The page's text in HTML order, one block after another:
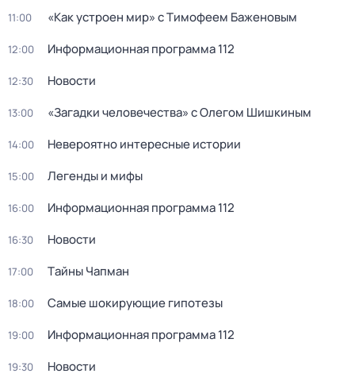
11:00 «Как устроен мир» с Тимофеем Баженовым
12:00 Информационная программа 112
12:30 Новости
13:00 «Загадки человечества» с Олегом Шишкиным
14:00 Невероятно интересные истории
15:00 Легенды и мифы
16:00 Информационная программа 112
16:30 Новости
17:00 Тaйны Чапман
18:00 Самые шoкиpующие гипотезы
19:00 Информационная программа 112
19:30 Новости